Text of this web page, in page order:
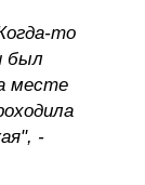
то
был
месте
-